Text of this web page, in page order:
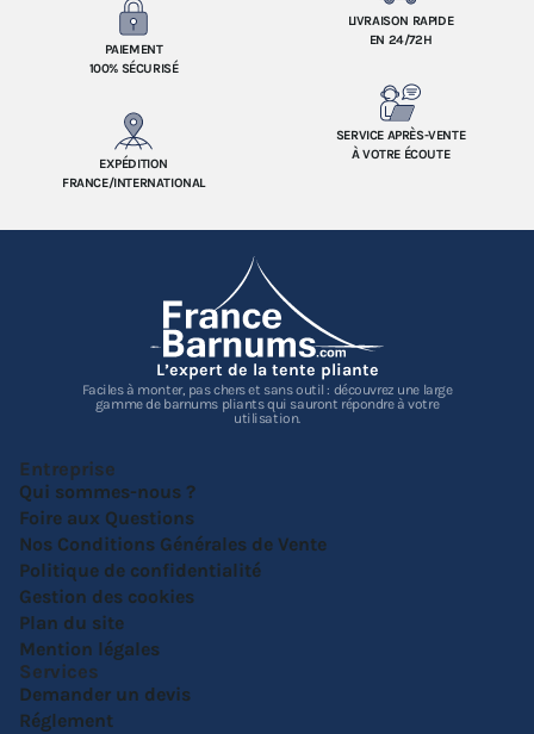
PAIEMENT
100% SÉCURISÉ
LIVRAISON RAPIDE
EN 24/72H
EXPÉDITION
FRANCE/INTERNATIONAL
SERVICE APRÈS-VENTE
À VOTRE ÉCOUTE
L’expert de la tente pliante
Faciles à monter, pas chers et sans outil : découvrez une large
gamme de barnums pliants qui sauront répondre à votre
utilisation.
Entreprise
Qui sommes-nous ?
Foire aux Questions
Nos Conditions Générales de Vente
Politique de confidentialité
Gestion des cookies
Plan du site
Mention légales
Services
Demander un devis
Réglement